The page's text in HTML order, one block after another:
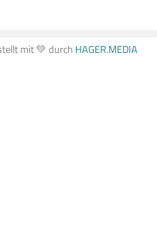
mit 💚 durchHAGER.MEDIA